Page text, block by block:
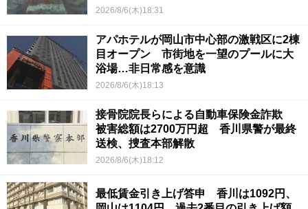
2026/8/6(木)18:31
アパホテルが岡山市中心部の激戦区に2棟
目オープン 市街地を一望のプールに大
浴場…非日常感を意識
2026/8/6(木)18:13
接骨院院長らによる自動車保険金詐欺
被害総額は2700万円超 香川県警が最終
送検、捜査本部解散
2026/8/6(木)18:12
最低賃金引き上げ答申 香川は1092円、